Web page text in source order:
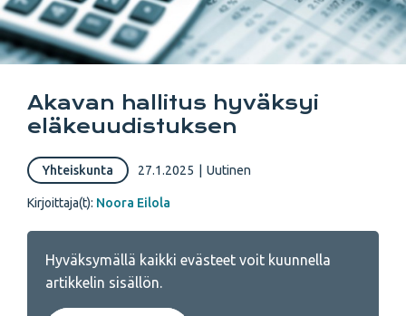
Akavan hallitus hyväksyi
eläkeuudistuksen
Yhteiskunta 27.1.2025 Uutinen
Kirjoittaja(t): Noora Eilola
Hyväksymällä kaikki evästeet voit kuunnella
artikkelin sisällön.